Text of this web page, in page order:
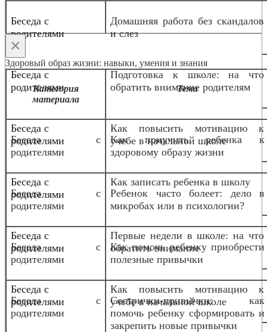
Беседа с
родителями
Домашняя работа без скандалов
и слез
Беседа с
родителями
Подготовка к школе: на что
обратить внимание родителям
Беседа с
родителями
Как повысить мотивацию к
учебе в начальной школе
Беседа с
родителями
Как записать ребенка в школу
Беседа с
родителями
Первые недели в школе: на что
обратить внимание
Беседа с
родителями
Как повысить мотивацию к
учебе в начальной школе
×
Здоровый образ жизни: навыки, умения и знания
Категория
материала
Тема
Беседа с
родителями
Как приучить ребенка к
здоровому образу жизни
Беседа с
родителями
Ребенок часто болеет: дело в
микробах или в психологии?
Беседа с
родителями
Как помочь ребенку приобрести
полезные привычки
Беседа с
родителями
Сестрички-привычки: как
помочь ребенку сформировать и
закрепить новые привычки